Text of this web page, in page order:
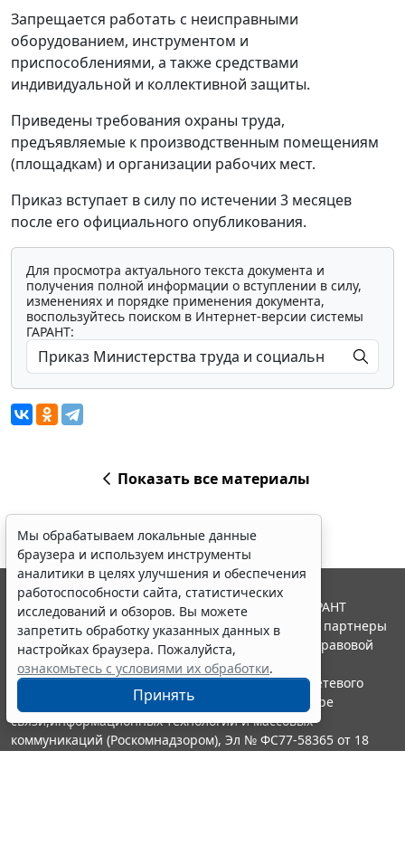
Запрещается работать с неисправными
оборудованием, инструментом и
приспособлениями, а также средствами
индивидуальной и коллективной защиты.
Приведены требования охраны труда,
предъявляемые к производственным помещениям
(площадкам) и организации рабочих мест.
Приказ вступает в силу по истечении 3 месяцев
после его официального опубликования.
Для просмотра актуального текста документа и
получения полной информации о вступлении в силу,
изменениях и порядке применения документа,
воспользуйтесь поиском в Интернет-версии системы
ГАРАНТ:
Показать все материалы
Мы обрабатываем локальные данные
браузера и используем инструменты
аналитики в целях улучшения и обеспечения
работоспособности сайта, статистических
исследований и обзоров. Вы можете
запретить обработку указанных данных в
настройках браузера. Пожалуйста,
ознакомьтесь с условиями их обработки.
Принять
© ООО "НПП "ГАРАНТ-СЕРВИС", 2026. Система ГАРАНТ
выпускается с 1990 года. Компания "Гарант" и ее партнеры
являются участниками Российской ассоциации правовой
информации ГАРАНТ.
Портал ГАРАНТ.РУ зарегистрирован в качестве сетевого
издания Федеральной службой по надзору в сфере
связи,информационных технологий и массовых
коммуникаций (Роскомнадзором), Эл № ФС77-58365 от 18